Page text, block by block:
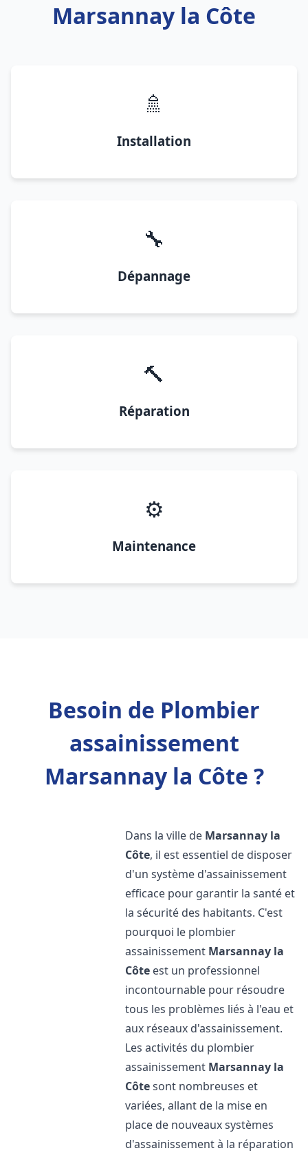
Marsannay la Côte
🚿
Installation
🔧
Dépannage
🔨
Réparation
⚙️
Maintenance
Besoin de Plombier
assainissement
Marsannay la Côte ?
Dans la ville de Marsannay la
Côte, il est essentiel de disposer
d'un système d'assainissement
efficace pour garantir la santé et
la sécurité des habitants. C'est
pourquoi le plombier
assainissement Marsannay la
Côte est un professionnel
incontournable pour résoudre
tous les problèmes liés à l'eau et
aux réseaux d'assainissement.
Les activités du plombier
assainissement Marsannay la
Côtesont nombreuses et
variées, allant de la mise en
place de nouveaux systèmes
d'assainissement à la réparation